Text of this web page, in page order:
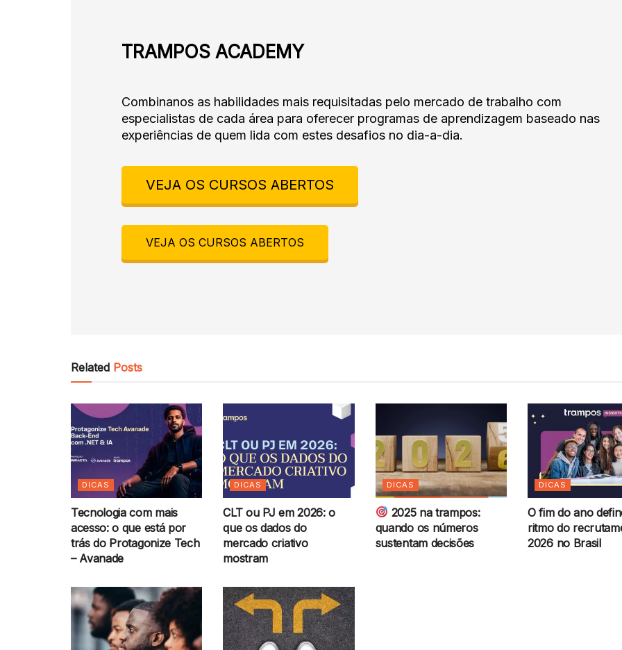
TRAMPOS ACADEMY
Combinanos as habilidades mais requisitadas pelo mercado de trabalho com
especialistas de cada área para oferecer programas de aprendizagem baseado nas
experiências de quem lida com estes desafios no dia-a-dia.
VEJA OS CURSOS ABERTOS
VEJA OS CURSOS ABERTOS
Related Posts
DICAS
Tecnologia com mais
acesso: o que está por
trás do Protagonize Tech
– Avanade
DICAS
CLT ou PJ em 2026: o
que os dados do
mercado criativo
mostram
DICAS
2025 na trampos:
quando os números
sustentam decisões
DICAS
O fim do ano
ritmo do
2026 no Brasil